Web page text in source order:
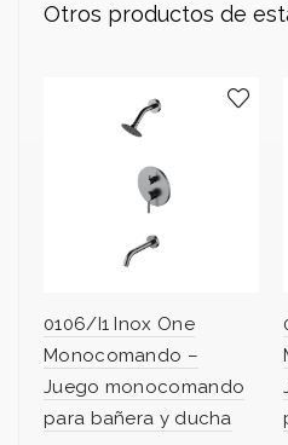
Otros productos de
0106/I1 Inox One
Monocomando –
Juego monocomando
para bañera y ducha